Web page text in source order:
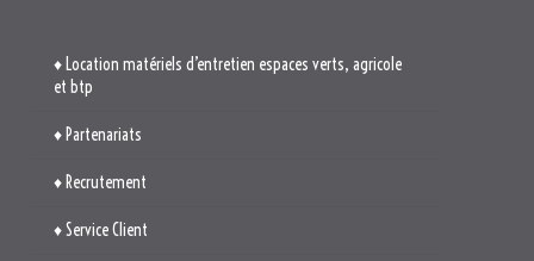
♦ Materiels BTP , Recyclage Environnement MEDIMAT
♦ Le Groupe RHF
♦ Plan du site
♦ Mentions légales